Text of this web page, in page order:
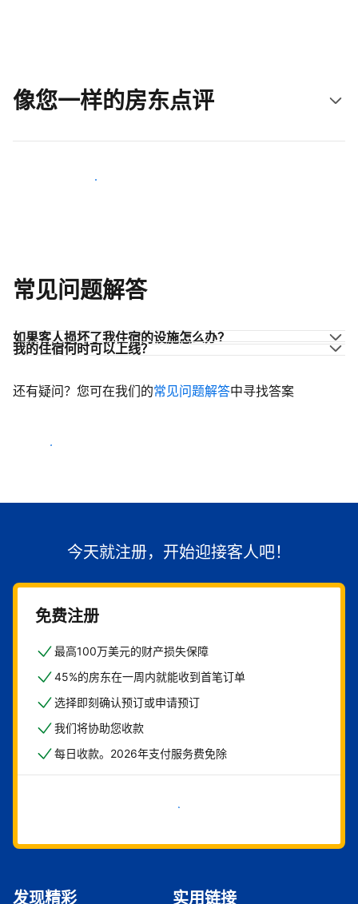
像您一样的房东点评
加入和您类似的房东行类
常见问题解答
如果客人损坏了我住宿的设施怎么办？
我的住宿何时可以上线？
还有疑问？您可在我们的常见问题解答中寻找答案
开始迎客
今天就注册，开始迎接客人吧！
免费注册
最高100万美元的财产损失保障
45%的房东在一周内就能收到首笔订单
选择即刻确认预订或申请预订
我们将协助您收款
每日收款。2026年支付服务费免除
立即开始
发现精彩 实用链接